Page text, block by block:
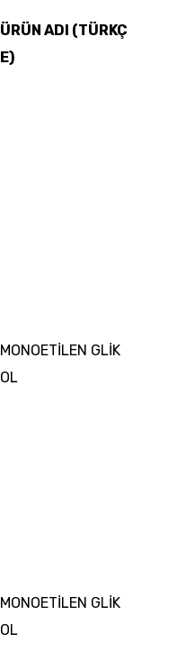
ÜRÜN ADI (TÜRKÇ
E)
MONOETİLEN GLİK
OL
MONOETİLEN GLİK
OL